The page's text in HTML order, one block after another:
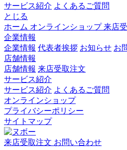
サービス紹介 よくあるご質問
とじる
ホーム オンラインショップ来店
企業情報
企業情報 代表者挨拶 お知らせ お
店舗情報
店舗情報 来店受取注文
サービス紹介
サービス紹介 よくあるご質問
オンラインショップ
プライバシーポリシー
サイトマップ
来店受取注文 お問い合わせ